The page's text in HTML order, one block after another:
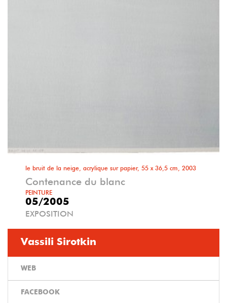
le bruit de la neige, acrylique sur papier, 55 x 36,5 cm, 2003
Contenance du blanc
PEINTURE
05/2005
EXPOSITION
Vassili Sirotkin
WEB
FACEBOOK